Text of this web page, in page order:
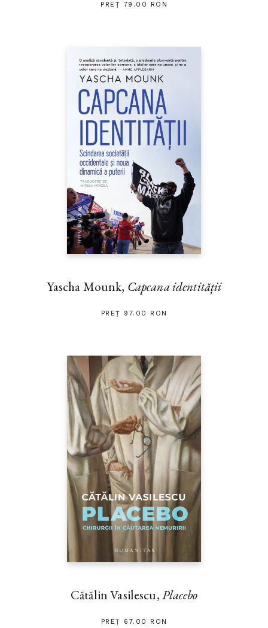
PREȚ 79.00 RON
Yascha Mounk, Capcana identității
PREȚ 97.00 RON
Cătălin Vasilescu,Placebo
PREȚ 67.00 RON